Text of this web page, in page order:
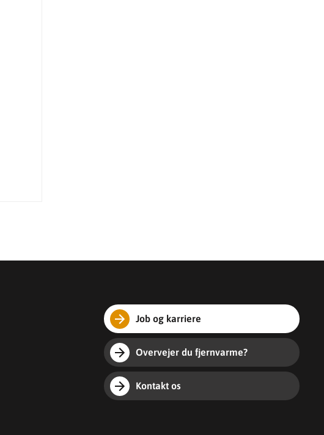
Job og karriere
Overvejer du fjernvarme?
Kontakt os